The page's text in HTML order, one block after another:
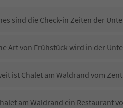
sind die Check-in Zeiten der
Art von Frühstück wird in der
ist Chalet am Waldrand vom
am Waldrand ein Restaurant